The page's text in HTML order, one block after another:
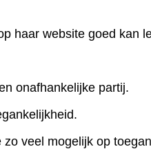
haar website goed kan
onafhankelijke partij.
veel mogelijk op